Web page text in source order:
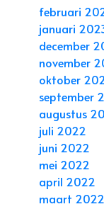
februari
januari
december
november
oktober
september
augustus
juli 2022
juni 2022
mei 2022
april 2022
maart 2022